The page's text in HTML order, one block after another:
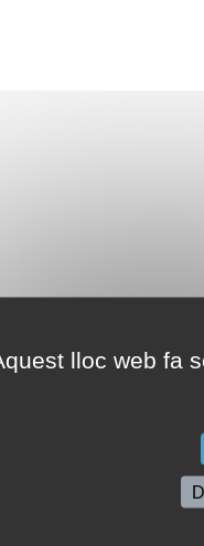
lloc web fa